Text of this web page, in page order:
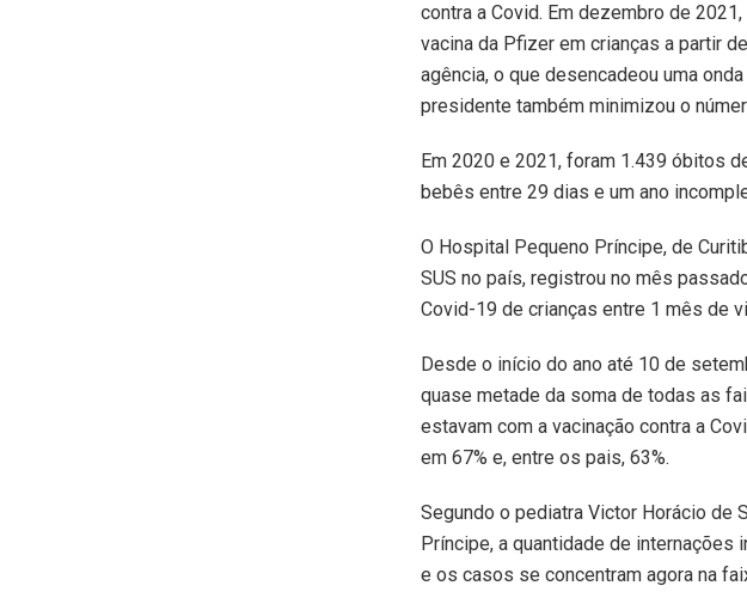
contra a Covid. Em dezembro de
vacina da Pfizer em crianças a partir
agência, o que desencadeou uma
presidente também minimizou o
Em 2020 e 2021, foram 1.439 óbitos
bebês entre 29 dias e um ano
O Hospital Pequeno Príncipe, de
SUS no país, registrou no mês
Covid-19 de crianças entre 1 mês de
Desde o início do ano até 10 de
quase metade da soma de todas as
estavam com a vacinação contra a
em 67% e, entre os pais, 63%.
Segundo o pediatra Victor Horácio de
Príncipe, a quantidade de
e os casos se concentram agora na